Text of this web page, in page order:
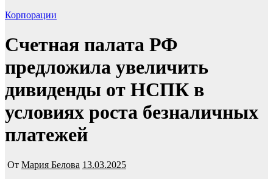
Корпорации
Счетная палата РФ
предложила увеличить
дивиденды от НСПК в
условиях роста безналичных
платежей
От Мария Белова 13.03.2025